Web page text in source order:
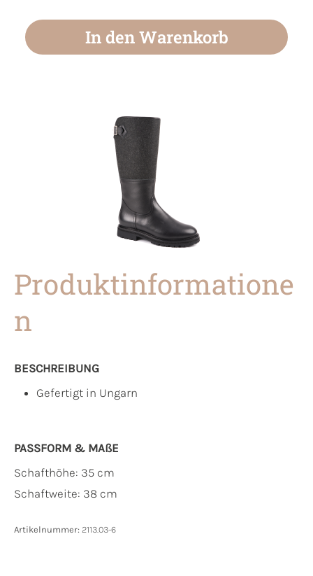
In den Warenkorb
Produktinformatione
n
BESCHREIBUNG
Gefertigt in Ungarn
PASSFORM & MAẞE
Schafthöhe: 35 cm
Schaftweite: 38 cm
Artikelnummer: 2113.03-6